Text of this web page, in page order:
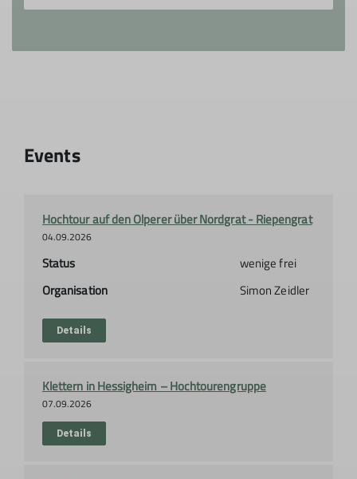
Events
Hochtour auf den Olperer über Nordgrat - Riepengrat
04.09.2026
Status
wenige frei
Organisation
Simon Zeidler
Details
Klettern in Hessigheim – Hochtourengruppe
07.09.2026
Details